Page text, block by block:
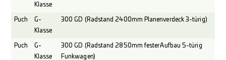
Klasse
Puch
G-
Klasse
300 GD (Radstand 2400mm Planenverdeck 3-türig)
Puch
G-
Klasse
300 GD (Radstand 2850mm fester Aufbau 5-türig
Funkwagen)